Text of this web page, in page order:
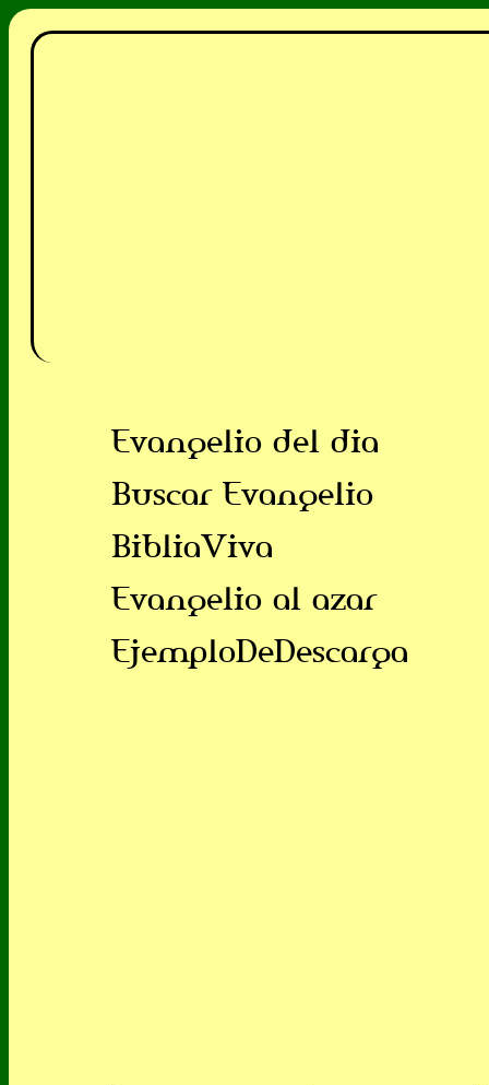
Evangelio del dia
Buscar Evangelio
BibliaViva
Evangelio al azar
EjemploDeDescarga